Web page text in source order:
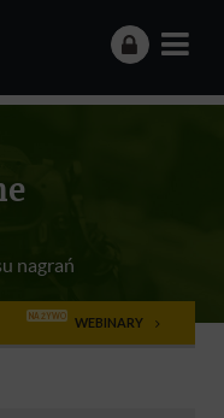
nagrań
NA ŻYWO WEBINARY